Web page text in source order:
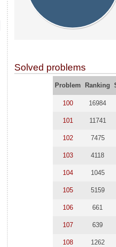
Solved problems
Problem Ranking
100 16984
101 11741
102 7475
103 4118
104 1045
105 5159
106 661
107 639
108 1262